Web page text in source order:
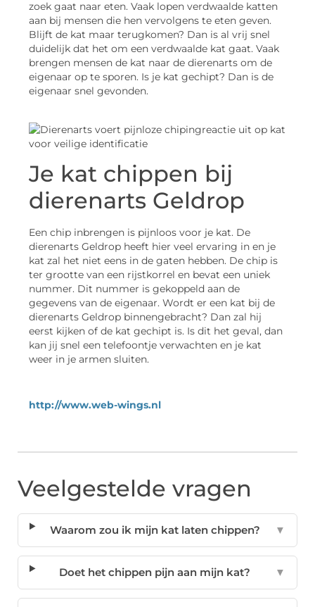
zoek gaat naar eten. Vaak lopen verdwaalde katten
aan bij mensen die hen vervolgens te eten geven.
Blijft de kat maar terugkomen? Dan is al vrij snel
duidelijk dat het om een verdwaalde kat gaat. Vaak
brengen mensen de kat naar de dierenarts om de
eigenaar op te sporen. Is je kat gechipt? Dan is de
eigenaar snel gevonden.
Je kat chippen bij
dierenarts Geldrop
Een chip inbrengen is pijnloos voor je kat. De
dierenarts Geldrop heeft hier veel ervaring in en je
kat zal het niet eens in de gaten hebben. De chip is
ter grootte van een rijstkorrel en bevat een uniek
nummer. Dit nummer is gekoppeld aan de
gegevens van de eigenaar. Wordt er een kat bij de
dierenarts Geldrop binnengebracht? Dan zal hij
eerst kijken of de kat gechipt is. Is dit het geval, dan
kan jij snel een telefoontje verwachten en je kat
weer in je armen sluiten.
http://www.web-wings.nl
Veelgestelde vragen
Waarom zou ik mijn kat laten chippen? ▼
Doet het chippen pijn aan mijn kat? ▼